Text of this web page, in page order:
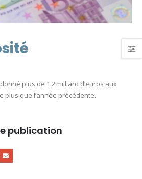
plus de 1,2 milliard d’euros aux
plus que l’année précédente.
publication